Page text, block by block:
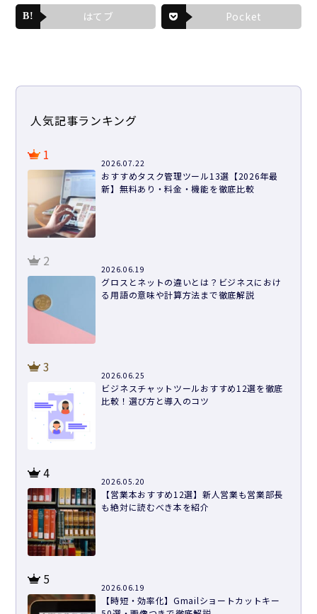
はてブ Pocket
人気記事ランキング
1
2026.07.22
おすすめタスク管理ツール13選【2026年最
新】無料あり・料金・機能を徹底比較
2
2026.06.19
グロスとネットの違いとは？ビジネスにおけ
る用語の意味や計算方法まで徹底解説
3
2026.06.25
ビジネスチャットツールおすすめ12選を徹底
比較！選び方と導入のコツ
4
2026.05.20
【営業本おすすめ12選】新人営業も営業部長
も絶対に読むべき本を紹介
5
2026.06.19
【時短・効率化】Gmailショートカットキー